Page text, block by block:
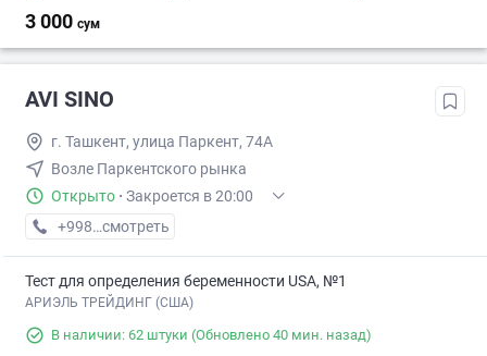
3 000 сум
AVI SINO
г. Ташкент, улица Паркент, 74А
Возле Паркентского рынка
Открыто · Закроется в 20:00
+998 (71) XXX-XX-XX
смотреть
Тест для определения беременности USA, №1
АРИЭЛЬ ТРЕЙДИНГ (США)
В наличии: 62 штуки (Обновлено 40 мин. назад)